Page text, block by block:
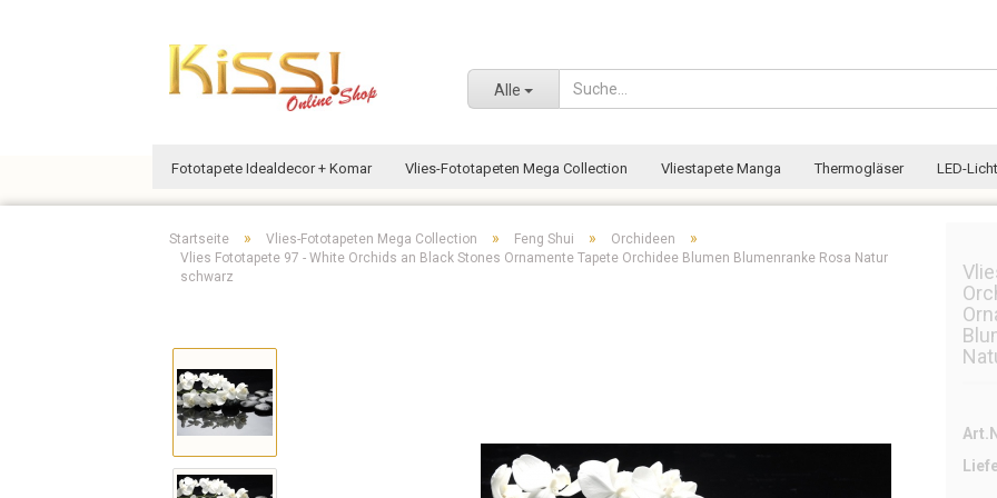
Wohnort
Alle
Fototapete Idealdecor + Komar Vlies-Fototapeten Mega Collection Vliestapete Manga Thermogläser LED-
Startseite » Vlies-Fototapeten Mega Collection » Feng Shui » Orchideen »
Vlies Fototapete 97 - White Orchids an Black Stones Ornamente Tapete Orchidee Blumen Blumenranke Rosa Natur
schwarz